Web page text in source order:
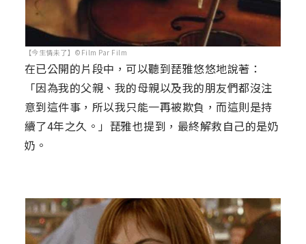
【今生情未了】©Film Par Film
在已公開的片段中，可以聽到琵雅悠悠地說著：
「因為我的父親、我的母親以及我的朋友們都沒注
意到這件事，所以我只能一再被欺負，而這則是持
續了4年之久。」琵雅也提到，最終解救自己的是奶
奶。